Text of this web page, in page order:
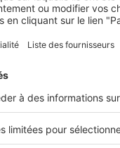
qu’elle
jouer cette garantie
structure pouvant
malfaçons
extérieures
couvre tout ce